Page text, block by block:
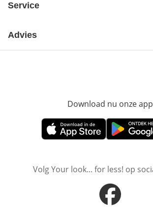
Service
Advies
Download nu onze app
Opent in nieuw venster
Opent in
Volg Your look... for less! op
Opent in